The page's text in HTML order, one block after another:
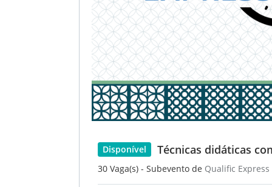
Disponível Técnicas didáticas
30 Vaga(s) - Subevento de Qualific Express